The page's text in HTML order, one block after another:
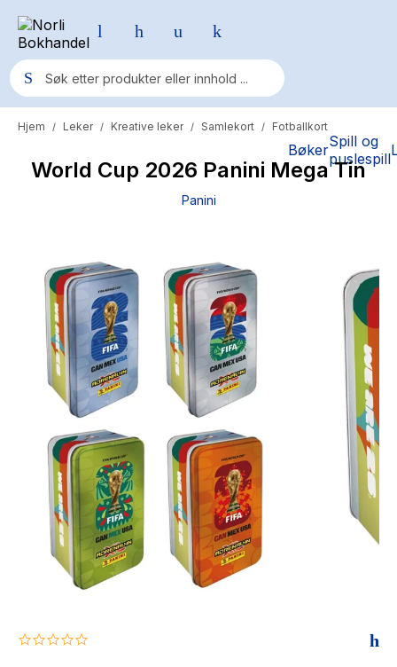
BøkerSpill og
puslespill
Populære søk
Pokemon
Yesteryear
Elizabeth Strout
Hitster
Hypopressiv trening
The Housemaid
Hjem / Leker / Kreative leker / Samlekort / Fotballkort
World Cup 2026 Panini Mega Tin
Panini
0.0